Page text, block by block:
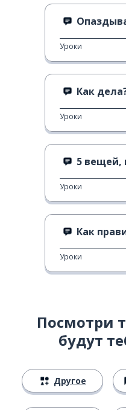
Уроки
Как
Уроки
5 вещей, на
Уроки
Как
Уроки
Посмотри
будут
Другое